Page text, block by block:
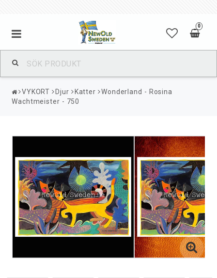
0
VYKORT Djur Katter
Wonderland - Rosina
Wachtmeister - 750